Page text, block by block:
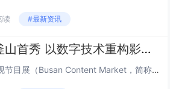
读 #最新资讯
圆剧场共享平台釜山首秀 以数字技术重构影视产业新生态
近日，2026釜山国际影视节目展（Busan Content Market，简称BCM）在韩国釜山BEXCO会展中心盛大...